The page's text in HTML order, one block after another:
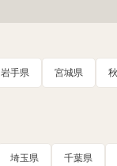
岩手県 宮城県
埼玉県 千葉県